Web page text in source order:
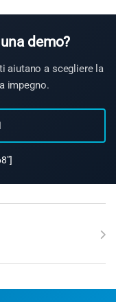
demo?
aiutano a scegliere la
impegno.